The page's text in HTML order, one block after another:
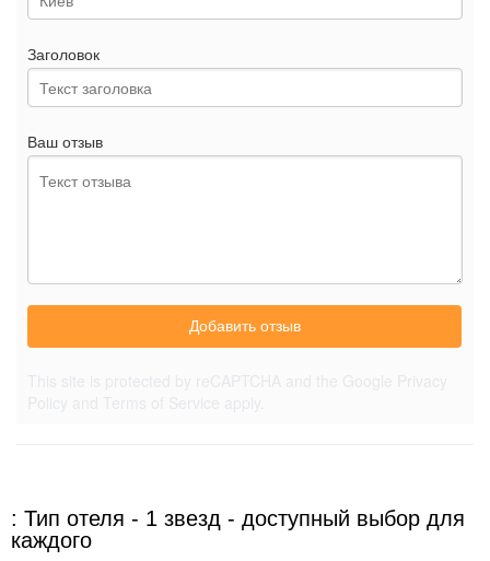
Заголовок
Ваш отзыв
Добавить отзыв
: Тип отеля - 1 звезд - доступный выбор для
каждого